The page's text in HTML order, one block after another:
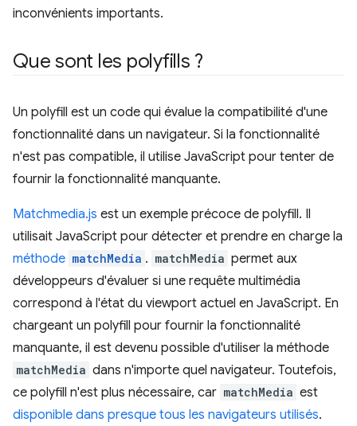
inconvénients importants.
Que sont les polyfills ?
Un polyfill est un code qui évalue la compatibilité d'une
fonctionnalité dans un navigateur. Si la fonctionnalité
n'est pas compatible, il utilise JavaScript pour tenter de
fournir la fonctionnalité manquante.
Matchmedia.js est un exemple précoce de polyfill. Il
utilisait JavaScript pour détecter et prendre en charge la
méthode matchMedia . matchMedia permet aux
développeurs d'évaluer si une requête multimédia
correspond à l'état du viewport actuel en JavaScript. En
chargeant un polyfill pour fournir la fonctionnalité
manquante, il est devenu possible d'utiliser la méthode
matchMedia dans n'importe quel navigateur. Toutefois,
ce polyfill n'est plus nécessaire, car matchMedia est
disponible dans presque tous les navigateurs utilisés.